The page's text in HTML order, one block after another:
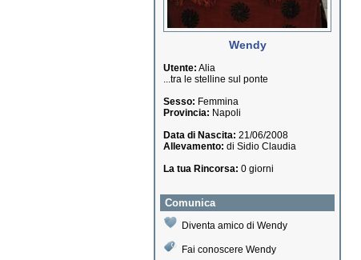
Wendy
Utente: Alia
...tra le stelline sul ponte
Sesso: Femmina
Provincia: Napoli
Data di Nascita: 21/06/2008
Allevamento: di Sidio Claudia
La tua Rincorsa: 0 giorni
Comunica
Diventa amico di Wendy
Fai conoscere Wendy